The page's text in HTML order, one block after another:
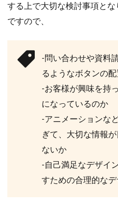
する上で大切な検討事項とな
ですので、
-問い合わせや資料
るようなボタンの
-お客様が興味を持
になっているのか
-アニメーションな
ぎて、大切な情報
ないか
-自己満足なデザイ
すための合理的な